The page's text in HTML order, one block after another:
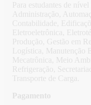
Para estudantes de
Administração,
Contabilidade,
Eletroeletrônica,
Produção, Gestão em
Logística, Manutenção
Mecatrônica, Meio
Refrigeração,
Transporte de Carga.
Pagamento